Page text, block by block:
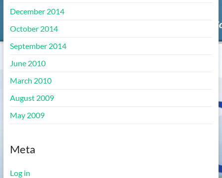
December 2014
October 2014
September 2014
June 2010
March 2010
August 2009
May 2009
Meta
Log in